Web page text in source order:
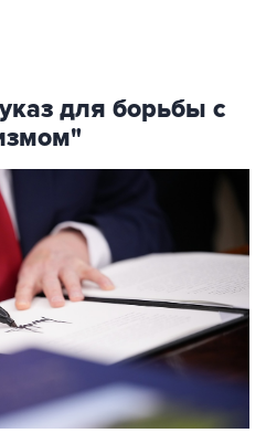
для борьбы с